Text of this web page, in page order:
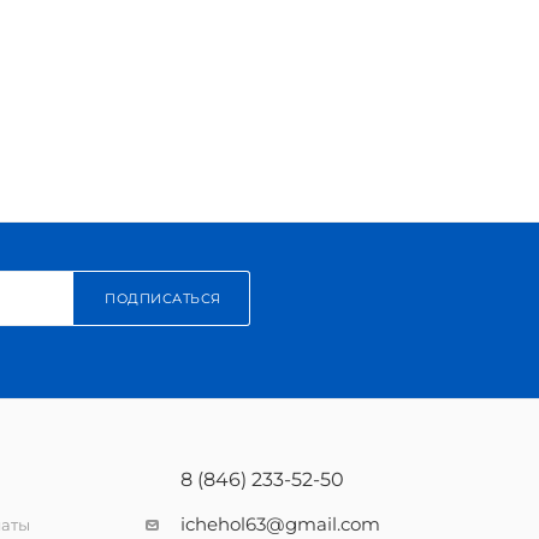
ПОДПИСАТЬСЯ
8 (846) 233-52-50
ichehol63@gmail.com